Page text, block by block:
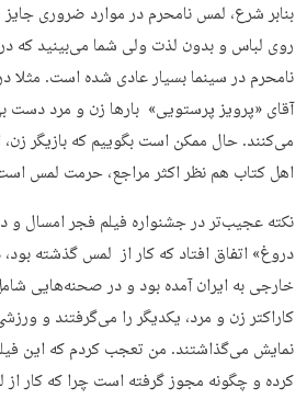
بنابر شرع، لمس نامحرم در موارد ضروری
روی لباس و بدون لذت ولی شما می‌بینید که
نامحرم در سینما بسیار عادی شده است. مثلا
آقای «پرویز پرستویی» بارها زن و مرد
می‌کنند. حال ممکن است بگوییم که بازیگر زن،
اهل کتاب هم نظر اکثر مراجع، حرمت لمس
نکته عجیب‌تر در جشنواره فیلم فجر امسال و
دروغ» اتفاق افتاد که کار از لمس گذشته
خارجی به ایران آمده بود و در صحنه‌هایی
کاراکتر زن و مرد، یکدیگر را می‌گرفتند و
نمایش می‌گذاشتند. من تعجب کردم که این
کرده و چگونه مجوز گرفته است چرا که کار